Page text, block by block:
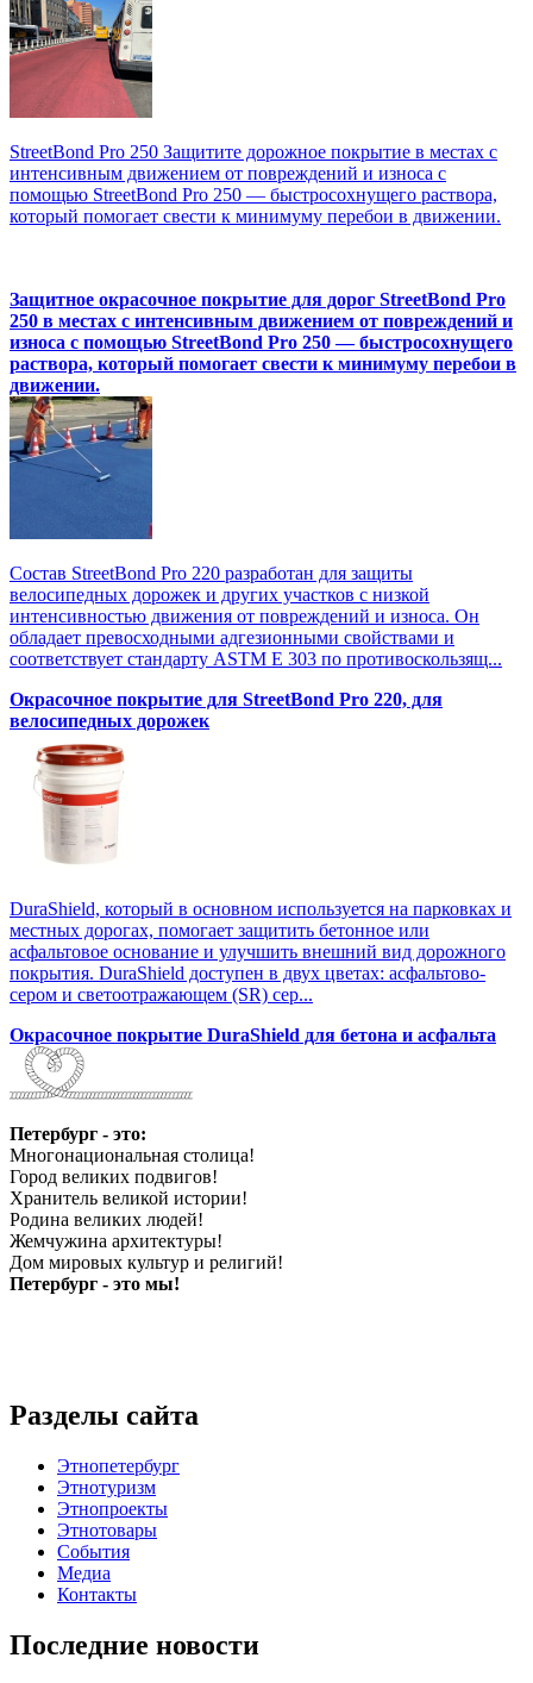
StreetBond Pro 250 Защитите дорожное покрытие в местах с
интенсивным движением от повреждений и износа с
помощью StreetBond Pro 250 — быстросохнущего раствора,
который помогает свести к минимуму перебои в движении.
Защитное окрасочное покрытие для дорог StreetBond Pro
250 в местах с интенсивным движением от повреждений и
износа с помощью StreetBond Pro 250 — быстросохнущего
раствора, который помогает свести к минимуму перебои в
движении.
Состав StreetBond Pro 220 разработан для защиты
велосипедных дорожек и других участков с низкой
интенсивностью движения от повреждений и износа. Он
обладает превосходными адгезионными свойствами и
соответствует стандарту ASTM E 303 по противоскользящ...
Окрасочное покрытие для StreetBond Pro 220, для
велосипедных дорожек
DuraShield, который в основном используется на парковках и
местных дорогах, помогает защитить бетонное или
асфальтовое основание и улучшить внешний вид дорожного
покрытия. DuraShield доступен в двух цветах: асфальтово-
сером и светоотражающем (SR) сер...
Окрасочное покрытие DuraShield для бетона и асфальта
Петербург - это:
Многонациональная столица!
Город великих подвигов!
Хранитель великой истории!
Родина великих людей!
Жемчужина архитектуры!
Дом мировых культур и религий!
Петербург - это мы!
Разделы сайта
Этнопетербург
Этнотуризм
Этнопроекты
Этнотовары
События
Медиа
Контакты
Последние новости